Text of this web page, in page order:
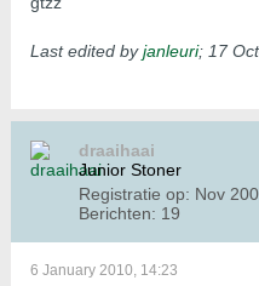
Last edited byjanleuri; 17
draaihaai
Junior Stoner
Registratie op: Nov
Berichten: 19
6 January 2010, 14:23